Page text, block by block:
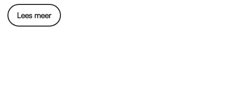
Lees meer